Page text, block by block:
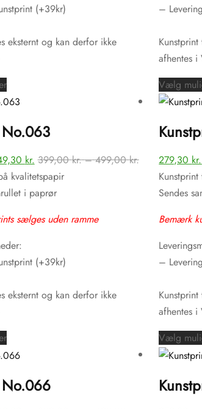
(+39kr)
eksternt og kan derfor ikke
Dette
vare
flere
Mulighederne
kan
vælges
på
–
afhentes i
Vælg
kr.Prisinterval:
279,30 kr.
til
399,00kr. – 499,00kr.Prisinterval:
399,00 kr.
kvalitetspapir
i paprør
sælges uden ramme
(+39kr)
eksternt og kan derfor ikke
Dette
vare
flere
279,30 kr.
Sendes
Bemærk
–
afhentes i
Vælg